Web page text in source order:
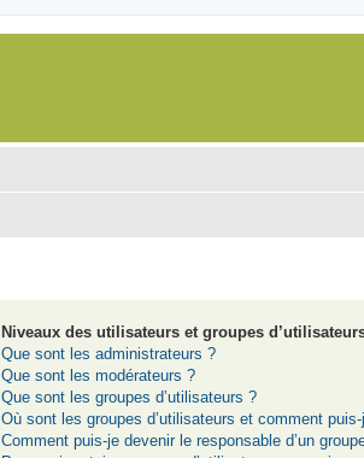
Niveaux des utilisateurs et groupes
Que sont les administrateurs ?
Que sont les modérateurs ?
Que sont les groupes d’utilisateurs ?
Où sont les groupes d’utilisateurs et comment
Comment puis-je devenir le responsable d’un